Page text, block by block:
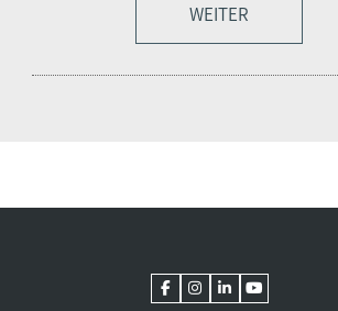
WEITER